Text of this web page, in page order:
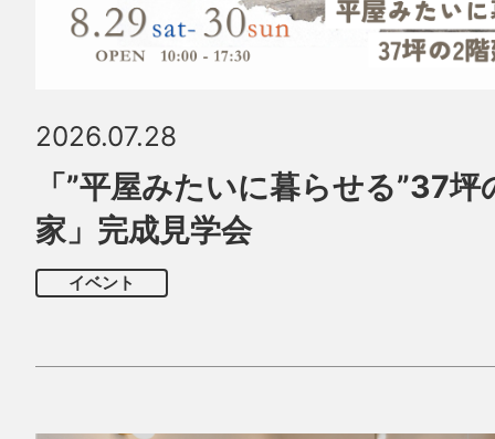
2026.07.28
「”平屋みたいに暮らせる”37
家」完成見学会
イベント